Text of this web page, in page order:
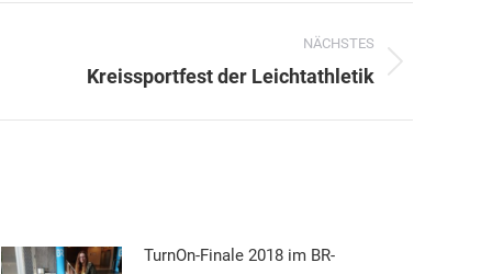
NÄCHSTES
Nächster
Kreissportfest der Leichtathletik
TurnOn-Finale 2018 im BR-